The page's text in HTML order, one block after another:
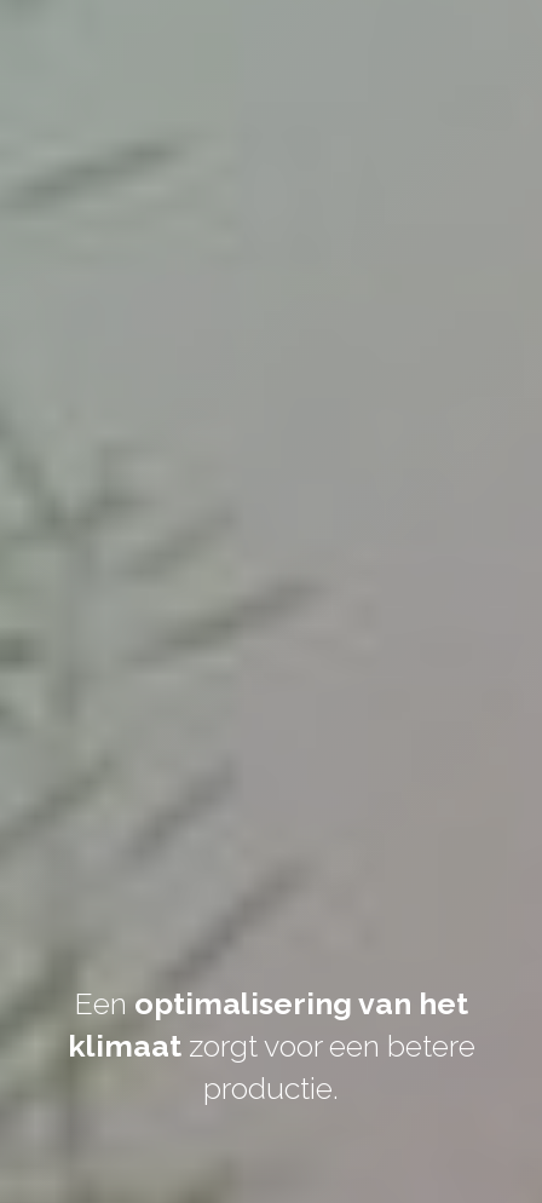
Een optimalisering van het
klimaatzorgt voor een betere
productie.